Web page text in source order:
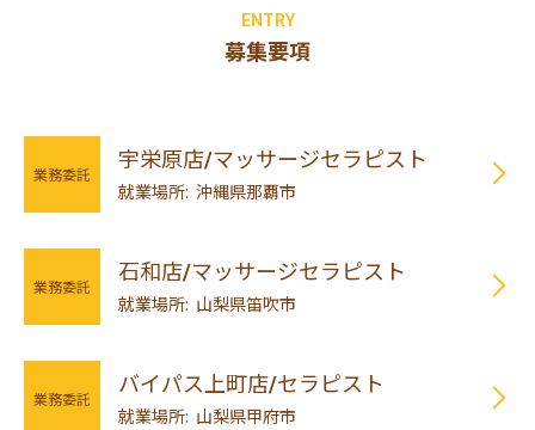
ENTRY
募集要項
業務委託
宇栄原店/マッサージセラピスト
就業場所: 沖縄県那覇市
業務委託
石和店/マッサージセラピスト
就業場所: 山梨県笛吹市
業務委託
バイパス上町店/セラピスト
就業場所: 山梨県甲府市